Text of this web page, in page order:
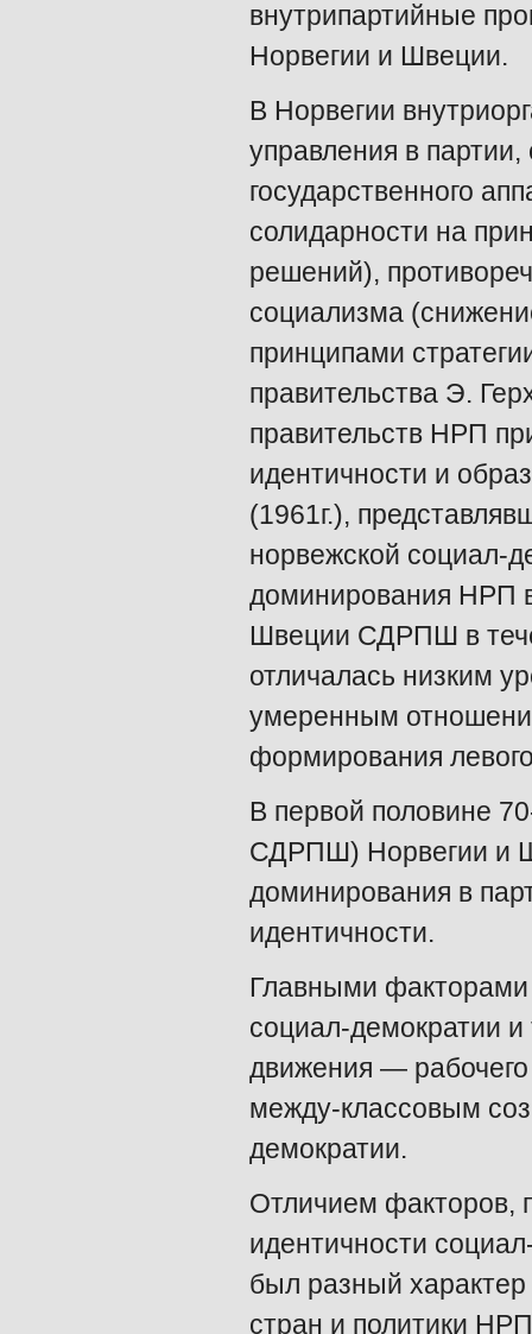
внутрипартийные
Норвегии и Швеции.
В Норвегии
управления в
государственного
солидарности на
решений),
социализма
принципами
правительства Э.
правительств НРП
идентичности и
(1961г.),
норвежской социал-
доминирования НРП
Швеции СДРПШ в
отличалась низким
умеренным
формирования
В первой половине
СДРПШ) Норвегии и
доминирования в
идентичности.
Главными факторами
социал-демократии
движения — рабочего
между-классовым
демократии.
Отличием факторов,
идентичности
был разный характер
стран и политики